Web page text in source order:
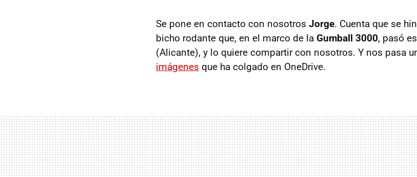
Se pone en contacto con nosotros Jorge. Cuenta que se
bicho rodante que, en el marco de la Gumball 3000, pasó
(Alicante), y lo quiere compartir con nosotros. Y nos pasa
imágenes que ha colgado en OneDrive.